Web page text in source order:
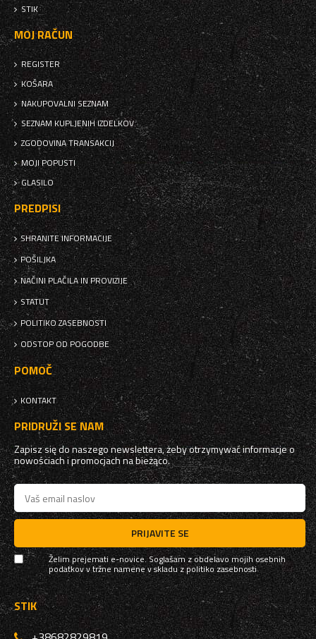
STIK
MOJ RAČUN
REGISTER
KOŠARA
NAKUPOVALNI SEZNAM
SEZNAM KUPLJENIH IZDELKOV
ZGODOVINA TRANSAKCIJ
MOJI POPUSTI
GLASILO
PREDPISI
SHRANITE INFORMACIJE
POŠILJKA
NAČINI PLAČILA IN PROVIZIJE
STATUT
POLITIKO ZASEBNOSTI
ODSTOP OD POGODBE
POMOČ
KONTAKT
PRIDRUŽI SE NAM
Zapisz się do naszego newslettera, żeby otrzymywać informacje o
nowościach i promocjach na bieżąco.
PRIJAVITE SE
Želim prejemati e-novice. Soglašam z obdelavo mojih osebnih
podatkov v tržne namene v skladu zpolitiko zasebnosti
STIK